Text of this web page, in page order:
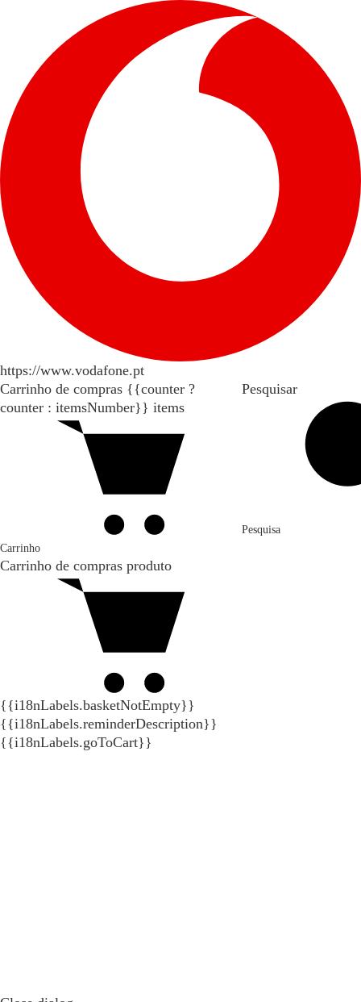
https://www.vodafone.pt
Carrinho de compras {{counter ?
counter : itemsNumber}} items
Carrinho
Carrinho de compras produto
{{i18nLabels.basketNotEmpty}}
{{i18nLabels.reminderDescription}}
{{i18nLabels.goToCart}}
Pesquisar
Pesquisa